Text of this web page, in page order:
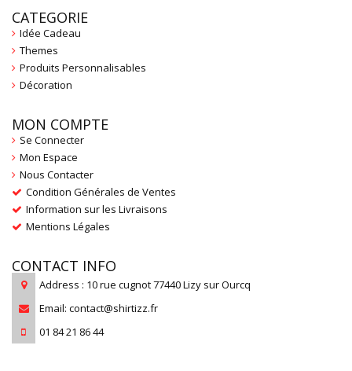
CATEGORIE
Idée Cadeau
Themes
Produits Personnalisables
Décoration
MON COMPTE
Se Connecter
Mon Espace
Nous Contacter
Condition Générales de Ventes
Information sur les Livraisons
Mentions Légales
CONTACT INFO
Address : 10 rue cugnot 77440 Lizy sur Ourcq
Email: contact@shirtizz.fr
01 84 21 86 44